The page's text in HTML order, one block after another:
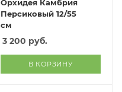
Орхидея Камбрия
Персиковый 12/55
см
3 200 руб.
В КОРЗИНУ